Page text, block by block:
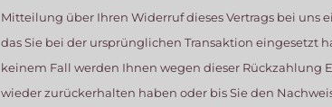
Mitteilung über Ihren Widerruf dieses Vertrags bei uns
das Sie bei der ursprünglichen Transaktion eingesetzt
keinem Fall werden Ihnen wegen dieser Rückzahlung
wieder zurückerhalten haben oder bis Sie den